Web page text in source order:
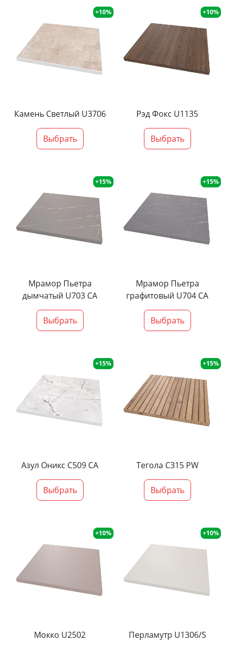
+10%
Камень Светлый U3706
Выбрать
+10%
Рэд Фокс U1135
Выбрать
+15%
Мрамор Пьетра
дымчатый U703 CA
Выбрать
+15%
Мрамор Пьетра
графитовый U704 CA
Выбрать
+15%
Азул Оникс С509 СА
Выбрать
+15%
Тегола С315 PW
Выбрать
+10%
Мокко U2502
+10%
Перламутр U1306/S